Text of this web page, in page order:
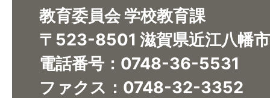
教育委員会 学校教育課
〒523-8501 滋賀県近江八幡
電話番号：0748-36-5531
ファクス：0748-32-3352